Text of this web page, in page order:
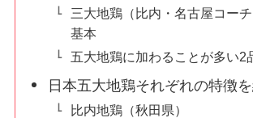
三大地鶏（比内・名古屋コー
基本
五大地鶏に加わることが多い2
日本五大地鶏それぞれの特徴
比内地鶏（秋田県）